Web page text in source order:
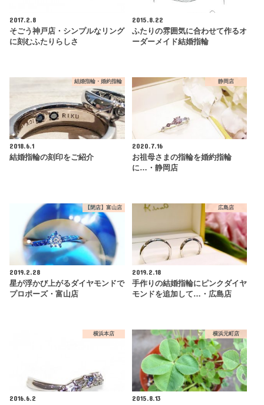
2017.2.8
そごう神戸店・シンプルなリング
に刻むふたりらしさ
2015.8.22
ふたりの雰囲気に合わせて作るオ
ーダーメイド結婚指輪
結婚指輪・婚約指輪
2018.6.1
結婚指輪の刻印をご紹介
静岡店
2020.7.16
お祖母さまの指輪を婚約指輪
に…・静岡店
【閉店】富山店
2019.2.28
星が浮かび上がるダイヤモンドで
プロポーズ・富山店
広島店
2019.2.18
手作りの結婚指輪にピンクダイヤ
モンドを追加して…・広島店
横浜本店
2016.6.2
横浜元町店
2015.8.13